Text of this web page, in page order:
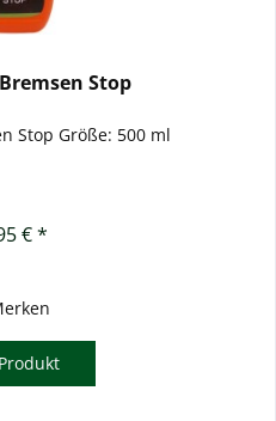
Stop
Stop Größe: 500 ml
€ *